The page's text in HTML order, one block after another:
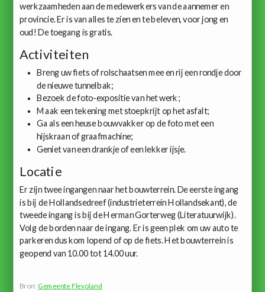
werkzaamheden aan de medewerkers van de aannemer en
provincie. Er is van alles te zien en te beleven, voor jong en
oud! De toegang is gratis.
Activiteiten
Breng uw fiets of rolschaatsen mee en rij een rondje door
de nieuwe tunnelbak;
Bezoek de foto-expositie van het werk;
Maak een tekening met stoepkrijt op het asfalt;
Ga als een heuse bouwvakker op de foto met een
hijskraan of graafmachine;
Geniet van een drankje of een lekker ijsje.
Locatie
Er zijn twee ingangen naar het bouwterrein. De eerste ingang
is bij de Hollandsedreef (industrieterrein Hollandsekant), de
tweede ingang is bij de Herman Gorterweg (Literatuurwijk).
Volg de borden naar de ingang. Er is geen plek om uw auto te
parkeren dus kom lopend of op de fiets. Het bouwterrein is
geopend van 10.00 tot 14.00 uur.
Bron: Gemeente Flevoland